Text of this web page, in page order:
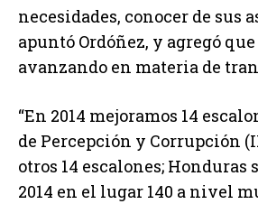
necesidades, conocer de sus
apuntó Ordóñez, y agregó
avanzando en materia de
“En 2014 mejoramos 14
de Percepción y Corrupción
otros 14 escalones; Honduras
2014 en el lugar 140 a nivel